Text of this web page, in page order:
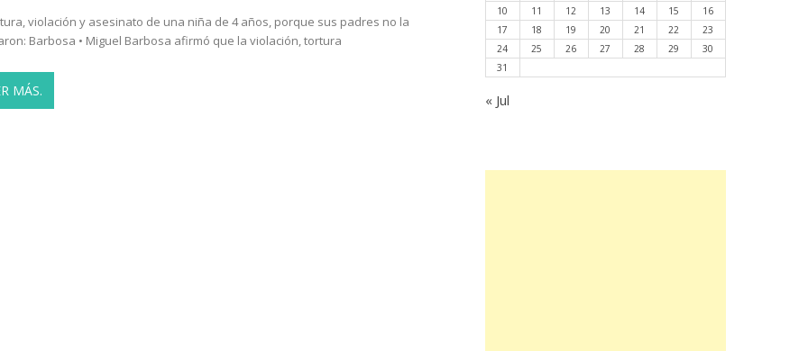
violación y asesinato de una niña de 4 años, porque sus padres no la
Barbosa • Miguel Barbosa afirmó que la violación, tortura
MÁS.
10
11 12 13 14 15
16
17
18 19 20 21 22
23
24
25 26 27 28 29
30
31
« Jul